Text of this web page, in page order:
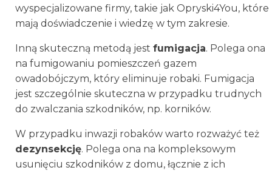
wyspecjalizowane firmy, takie jak Opryski4You, które
mają doświadczenie i wiedzę w tym zakresie.
Inną skuteczną metodą jest fumigacja. Polega ona
na fumigowaniu pomieszczeń gazem
owadobójczym, który eliminuje robaki. Fumigacja
jest szczególnie skuteczna w przypadku trudnych
do zwalczania szkodników, np. korników.
W przypadku inwazji robaków warto rozważyć też
dezynsekcję. Polega ona na kompleksowym
usunięciu szkodników z domu, łącznie z ich